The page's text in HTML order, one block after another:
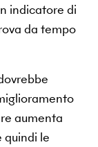
indicatore di
da tempo
aumenta
le